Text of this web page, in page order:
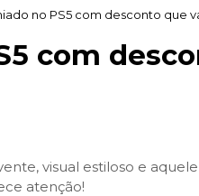
no PS5 com desconto que
com
visual estiloso e
atenção!